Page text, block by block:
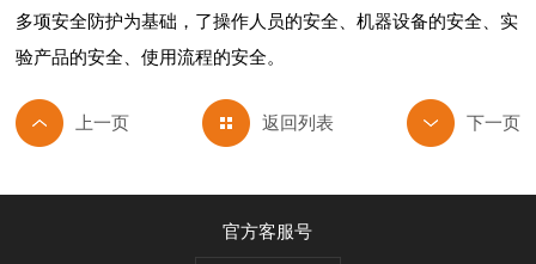
多项安全防护为基础，了操作人员的安全、机器设备的安全、实
验产品的安全、使用流程的安全。
返回列表
官方客服号